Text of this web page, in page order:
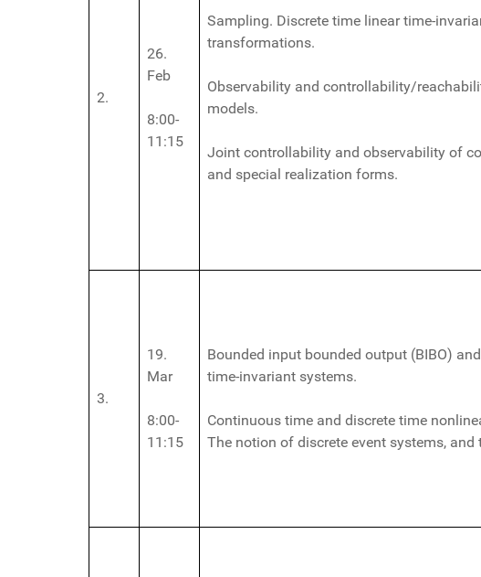
2.
26.
Feb
8:00-
11:15
Sampling. Discrete time linear time-
transformations.
Observability and controllability/
models.
Joint controllability and observability of
and special realization forms.
3.
19.
Mar
8:00-
11:15
Bounded input bounded output (BIBO)
time-invariant systems.
Continuous time and discrete time
The notion of discrete event systems,